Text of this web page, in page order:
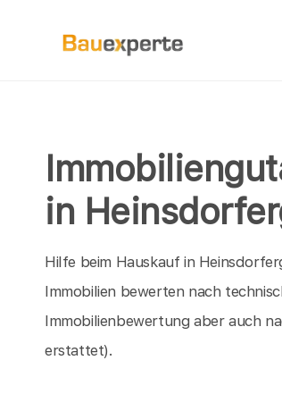
in
Hilfe beim Hauskauf in
Immobilien bewerten nach
Immobilienbewertung aber auch
erstattet).